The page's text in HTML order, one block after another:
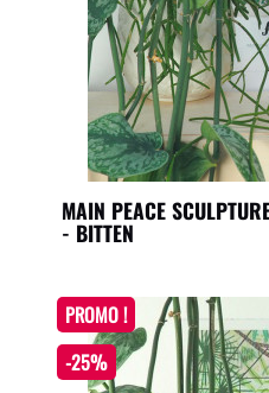
MAIN PEACE
- BITTEN
PROMO !
-25%